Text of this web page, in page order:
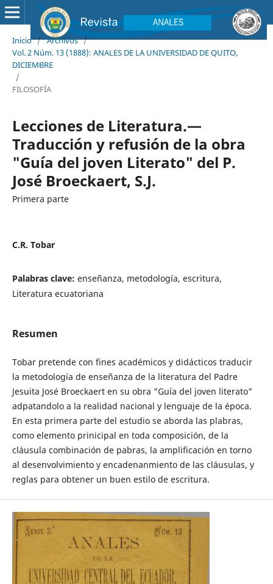
Inicio / Archivos /
Vol. 2 Núm. 13 (1888): ANALES DE LA UNIVERSIDAD DE QUITO,
DICIEMBRE
/
FILOSOFÍA
Lecciones de Literatura.—
Traducción y refusión de la obra
"Guía del joven Literato" del P.
José Broeckaert, S.J.
Primera parte
C.R. Tobar
Palabras clave: enseñanza, metodología, escritura,
Literatura ecuatoriana
Resumen
Tobar pretende con fines académicos y didácticos traducir
la metodología de enseñanza de la literatura del Padre
Jesuita José Broeckaert en su obra "Guía del joven literato"
adpatandolo a la realidad nacional y lenguaje de la época.
En esta primera parte del estudio se aborda las plabras,
como elemento prinicipal en toda composición, de la
cláusula combinación de pabras, la amplificación en torno
al desenvolvimiento y encadenanmiento de las cláusulas, y
reglas para obtener un buen estilo de escritura.